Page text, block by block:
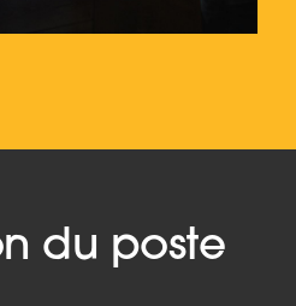
du poste